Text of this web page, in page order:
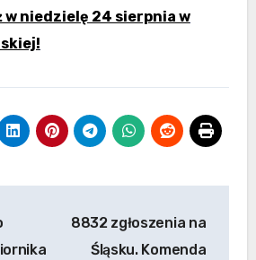
w niedzielę 24 sierpnia w
8832 zgłoszenia na
Śląsku. Komenda